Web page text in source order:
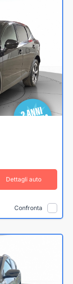
Dettagli auto
Confronta